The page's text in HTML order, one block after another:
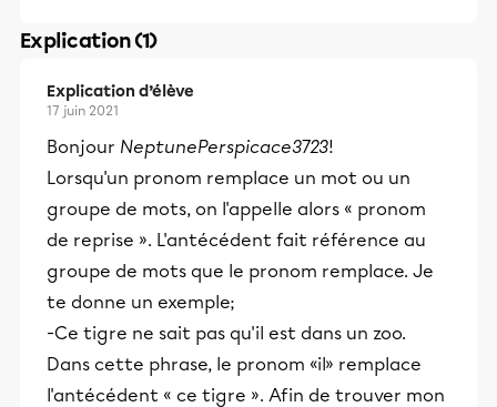
Explication (1)
Explication d’élève
17 juin 2021
Bonjour NeptunePerspicace3723!
Lorsqu'un pronom remplace un mot ou un
groupe de mots, on l'appelle alors « pronom
de reprise ». L'antécédent fait référence au
groupe de mots que le pronom remplace. Je
te donne un exemple;
-Ce tigre ne sait pas qu'il est dans un zoo.
Dans cette phrase, le pronom «il» remplace
l'antécédent « ce tigre ». Afin de trouver mon